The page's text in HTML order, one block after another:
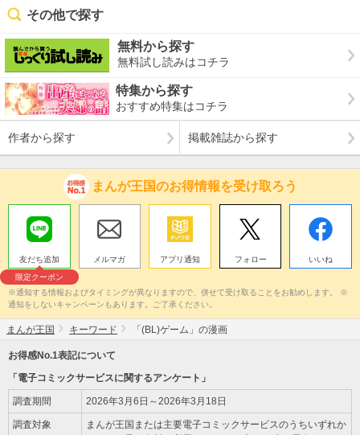
その他で探す
無料から探す
無料試し読みはコチラ
特集から探す
おすすめ特集はコチラ
作者から探す 掲載雑誌から探す
まんが王国のお得情報を受け取ろう
友だち追加
限定クーポン
メルマガ アプリ通知 フォロー いいね
※通知する情報およびタイミングが異なりますので、併せて受け取ることをお勧めします。 ※
通知をしないキャンペーンもあります。ご了承ください。
まんが王国 キーワード 「(BL)ゲーム」の漫画
お得感No.1表記について
「電子コミックサービスに関するアンケート」
調査期間 2026年3月6日～2026年3月18日
調査対象
まんが王国または主要電子コミックサービスのうちいずれか